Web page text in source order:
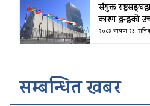
संयुक्त
कारण द्वन्द्वको
२०८३ श्रावण २३,
सम्बन्धित खबर